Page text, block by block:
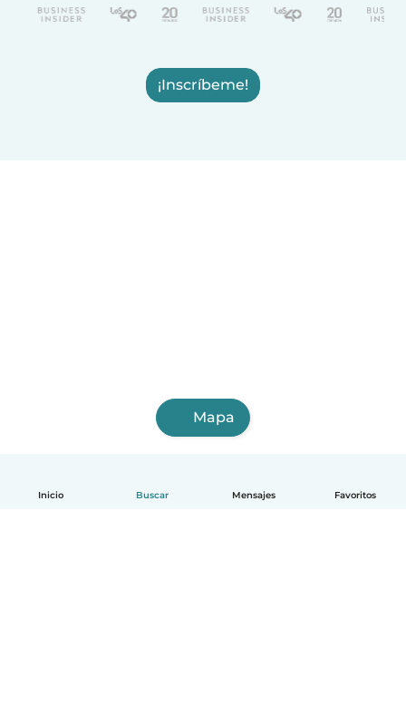
Inicio Buscar Mensajes Favoritos
¡Inscríbeme!
Mapa